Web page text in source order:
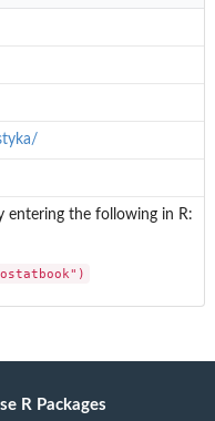
entering the following in R:
R Packages